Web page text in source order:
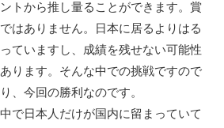
トから推し量ることができます。賞
はありません。日本に居るよりはる
ていますし、成績を残せない可能性
ります。そんな中での挑戦ですので
、今回の勝利なのです。
で日本人だけが国内に留まっていて